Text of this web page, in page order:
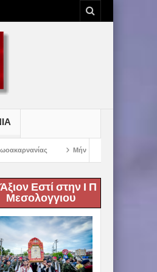
Μήνυμα Σεβασμιωτάτου Μητροπολίτου
Εστί στην Ι Π
Μεσολογγιου